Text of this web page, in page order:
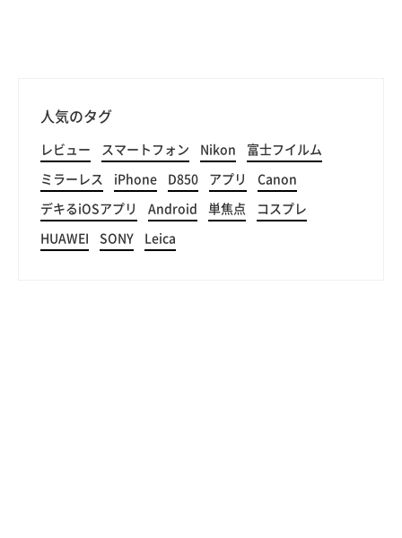
人気のタグ
レビュー スマートフォン Nikon 富士フイルム
ミラーレス iPhone D850 アプリ Canon
デキるiOSアプリ Android 単焦点 コスプレ
HUAWEI SONY Leica